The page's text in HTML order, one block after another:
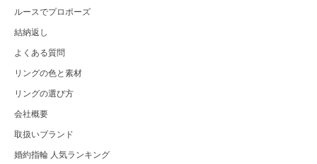
ルースでプロポーズ
結納返し
よくある質問
リングの色と素材
リングの選び方
会社概要
取扱いブランド
婚約指輪 人気ランキング